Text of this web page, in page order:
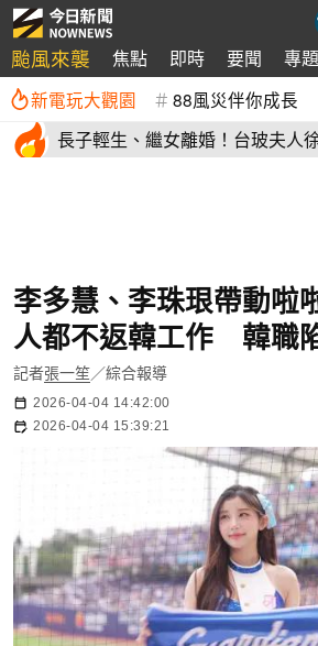
颱風來襲 焦點 即時 要聞 專題
新電玩大觀園 88風災伴你成長
長子輕生、繼女離婚！台玻夫
李多慧、李珠珢帶動啦
人都不返韓工作 韓職
記者張一笙／綜合報導
2026-04-04 14:42:00
2026-04-04 15:39:21